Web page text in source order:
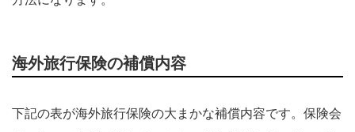
海外旅行保険の補償内容
下記の表が海外旅行保険の大まかな補償内容です。保険会